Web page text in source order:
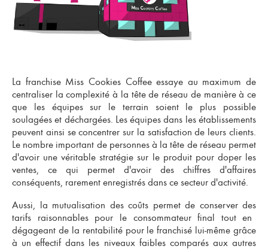
La franchise Miss Cookies Coffee essaye au maximum de
centraliser la complexité à la tête de réseau de manière à ce
que les équipes sur le terrain soient le plus possible
soulagées et déchargées. Les équipes dans les établissements
peuvent ainsi se concentrer sur la satisfaction de leurs clients.
Le nombre important de personnes à la tête de réseau permet
d'avoir une véritable stratégie sur le produit pour doper les
ventes, ce qui permet d'avoir des chiffres d'affaires
conséquents, rarement enregistrés dans ce secteur d'activité.
Aussi, la mutualisation des coûts permet de conserver des
tarifs raisonnables pour le consommateur final tout en
dégageant de la rentabilité pour le franchisé lui-même grâce
à un effectif dans les niveaux faibles comparés aux autres